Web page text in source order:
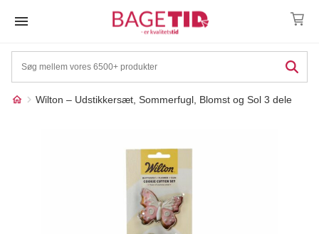
Wilton – Udstikkersæt, Sommerfugl, Blomst og Sol 3 dele
disse produkter have din